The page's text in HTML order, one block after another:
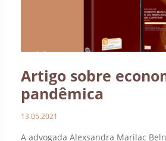
Artigo sobre
pandêmica
13.05.2021
A advogada Alexsandra Marilac